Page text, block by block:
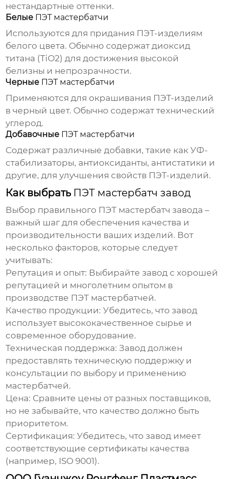
нестандартные оттенки.
Белые ПЭТ мастербатчи
Используются для придания ПЭТ-изделиям
белого цвета. Обычно содержат диоксид
титана (TiO2) для достижения высокой
белизны и непрозрачности.
Черные ПЭТ мастербатчи
Применяются для окрашивания ПЭТ-изделий
в черный цвет. Обычно содержат технический
углерод.
Добавочные ПЭТ мастербатчи
Содержат различные добавки, такие как УФ-
стабилизаторы, антиоксиданты, антистатики и
другие, для улучшения свойств ПЭТ-изделий.
Как выбрать ПЭТ мастербатч завод
Выбор правильного ПЭТ мастербатч завода –
важный шаг для обеспечения качества и
производительности ваших изделий. Вот
несколько факторов, которые следует
учитывать:
Репутация и опыт: Выбирайтезавод с хорошей
репутацией и многолетним опытом в
производстве ПЭТ мастербатчей.
Качество продукции: Убедитесь, чтозавод
использует высококачественное сырье и
современное оборудование.
Техническая поддержка: Завод должен
предоставлять техническую поддержку и
консультации по выбору и применению
мастербатчей.
Цена: Сравните цены от разных поставщиков,
но не забывайте, что качество должно быть
приоритетом.
Сертификация: Убедитесь, чтозавод имеет
соответствующие сертификаты качества
(например, ISO 9001).